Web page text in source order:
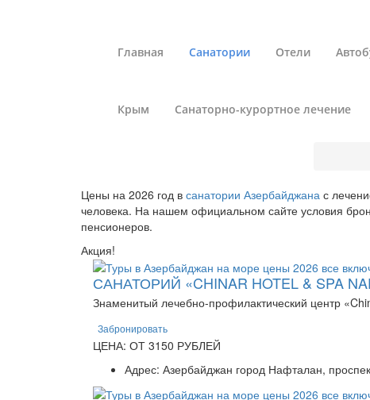
Главная Санатории Отели
Крым Санаторно-курортное лечение
Цены на 2026 год в санатории Азербайджана с
человека. На нашем официальном сайте условия
пенсионеров.
Акция!
САНАТОРИЙ «CHINAR HOTEL & SPA
Знаменитый лечебно-профилактический центр
Забронировать
ЦЕНА: ОТ 3150 РУБЛЕЙ
Адрес: Азербайджан город Нафталан,